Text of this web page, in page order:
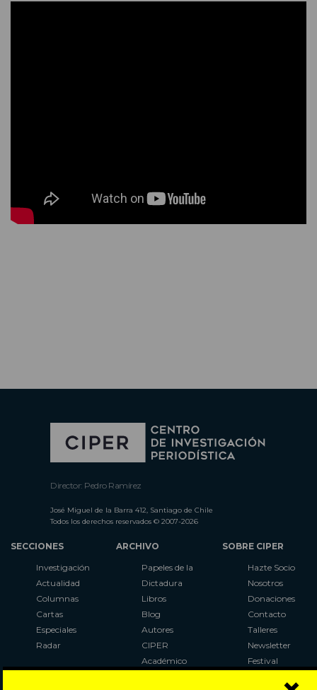
Director: Pedro Ramírez
José Miguel de la Barra 412, Santiago de Chile
Todos los derechos reservados © 2007-2026
SECCIONES
Investigación
Actualidad
Columnas
Cartas
Especiales
Radar
ARCHIVO
Papeles de la
Dictadura
Libros
Blog
Autores
CIPER
Académico
SOBRE CIPER
Hazte Socio
Nosotros
Donaciones
Contacto
Talleres
Newsletter
Festival